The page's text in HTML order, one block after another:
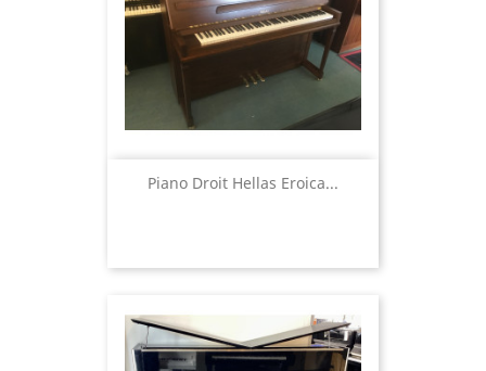
Piano Droit Hellas Eroica...